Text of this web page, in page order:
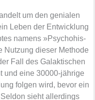
um den genia­len
Leben der Ent­wick­lung
namens »Psy­cho­his­
Nut­zung die­ser Metho­de
Fall des Galak­ti­schen
und eine 30000-jäh­ri­ge
fol­gen wird, bevor ein
sieht aller­dings